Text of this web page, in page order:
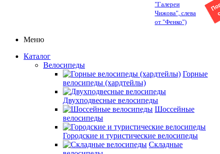
"Галереи
Чижова", слева
от "Фенко")
Меню
Каталог
Велосипеды
Горные
велосипеды (хардтейлы)
Двухподвесные велосипеды
Шоссейные
велосипеды
Городские и туристические велосипеды
Складные